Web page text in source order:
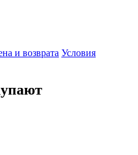
и возврата Условия